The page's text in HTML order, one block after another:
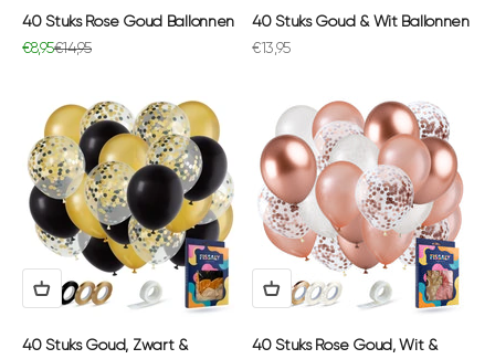
40 Stuks Rose Goud Ballonnen
Aanbiedingsprijs
€8,95Normale prijs
€14,95
40 Stuks Goud & Wit Ballonnen
Aanbiedingsprijs
€13,95
40 Stuks Goud, Zwart &
40 Stuks Rose Goud, Wit &